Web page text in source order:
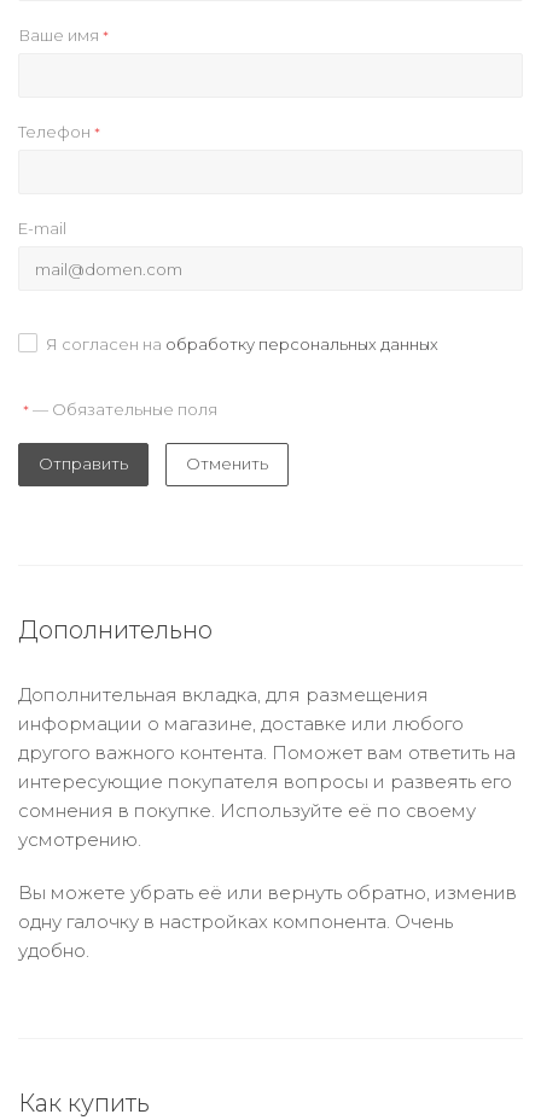
Ваше имя *
Телефон *
E-mail
Я согласен на обработку персональных данных
* — Обязательные поля
Отправить Отменить
Дополнительно
Дополнительная вкладка, для размещения
информации о магазине, доставке или любого
другого важного контента. Поможет вам ответить на
интересующие покупателя вопросы и развеять его
сомнения в покупке. Используйте её по своему
усмотрению.
Вы можете убрать её или вернуть обратно, изменив
одну галочку в настройках компонента. Очень
удобно.
Как купить